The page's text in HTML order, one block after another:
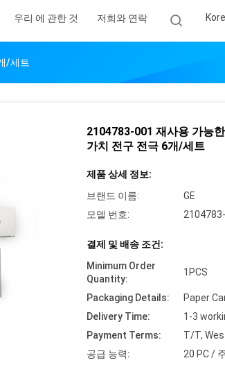
우리 에 관한 것 저희와 연락
/세트
2104783-001 재사용 가능
가치 전구 전극 6개/세트
제품 상세 정보:
브랜드 이름:
GE
모델 번호:
결제 및 배송 조건:
Minimum Order
Quantity:
1PCS
Packaging Details:
Paper
Delivery Time:
1-3
Payment Terms:
T/T,
공급 능력:
20 PC /